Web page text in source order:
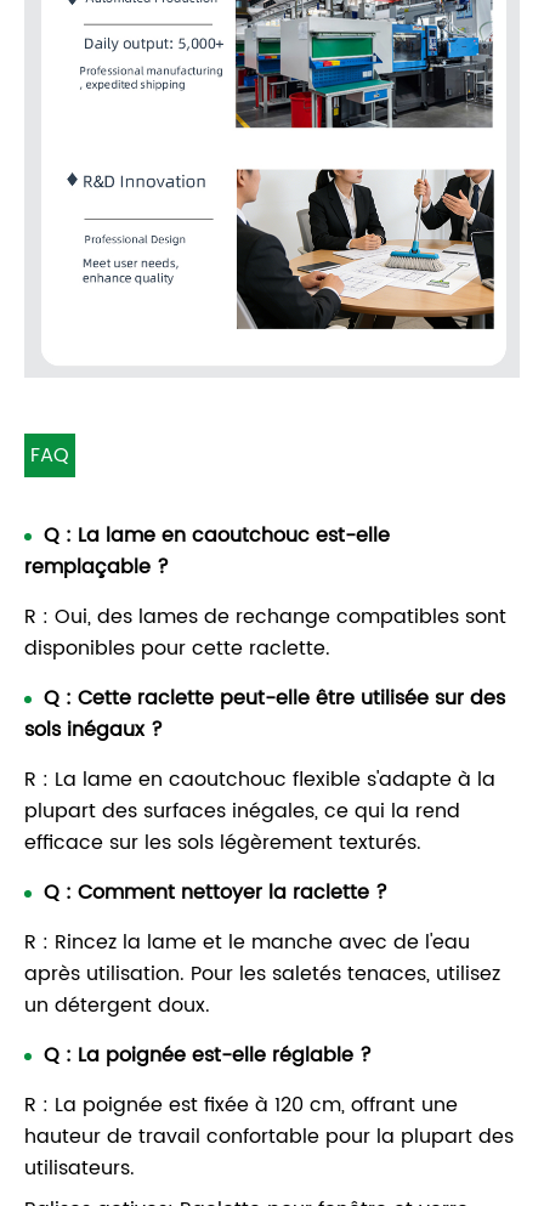
FAQ
Q : La lame en caoutchouc est-elle
remplaçable ?
R : Oui, des lames de rechange compatibles sont
disponibles pour cette raclette.
Q : Cette raclette peut-elle être utilisée sur des
sols inégaux ?
R : La lame en caoutchouc flexible s'adapte à la
plupart des surfaces inégales, ce qui la rend
efficace sur les sols légèrement texturés.
Q : Comment nettoyer la raclette ?
R : Rincez la lame et le manche avec de l'eau
après utilisation. Pour les saletés tenaces, utilisez
un détergent doux.
Q : La poignée est-elle réglable ?
R : La poignée est fixée à 120 cm, offrant une
hauteur de travail confortable pour la plupart des
utilisateurs.